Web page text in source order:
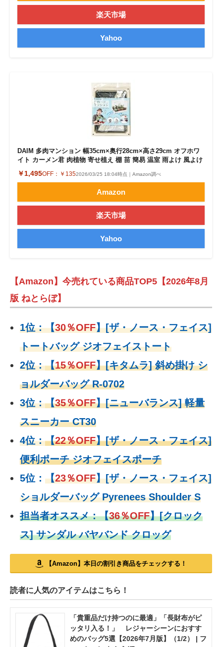
楽天市場
Yahoo
DAIM 多肉マンション 幅35cm×奥行28cm×高さ29cm オフホワ
イト カーメン君 肉植物 寄せ植え 棚 苗 簡易 温室 雨よけ 風よけ
￥1,495OFF： ￥1352026/03/25 18:04時点｜Amazon調べ
Amazon
楽天市場
Yahoo
【Amazon】今売れている商品TOP5【2026年8月
版 ねとらぼ】
1位：【30％OFF】[ザ・ノース・フェイス]
トートバッグ ジオフェイストート
2位：【15％OFF】[キタムラ] 斜め掛け シ
ョルダーバッグ R-0702
3位：【35％OFF】[ニューバランス] 軽量
スニーカー CT30
4位：【22％OFF】[ザ・ノース・フェイス]
便利ポーチ ジオフェイスポーチ
5位： 【23％OFF】[ザ・ノース・フェイス]
ショルダーバッグ Pyrenees Shoulder S
担当者オススメ：【36％OFF】[クロック
ス] サンダル バヤバンド クロッグ
【Amazon】本日の割引き商品をチェックする！
読者に人気のアイテムはこちら！
「貴重品だけ持つのに最適」「長財布がピ
ッタリ入る！」 レジャーシーンにおすす
めのバッグ5選【2026年7月版】（1/2） | フ